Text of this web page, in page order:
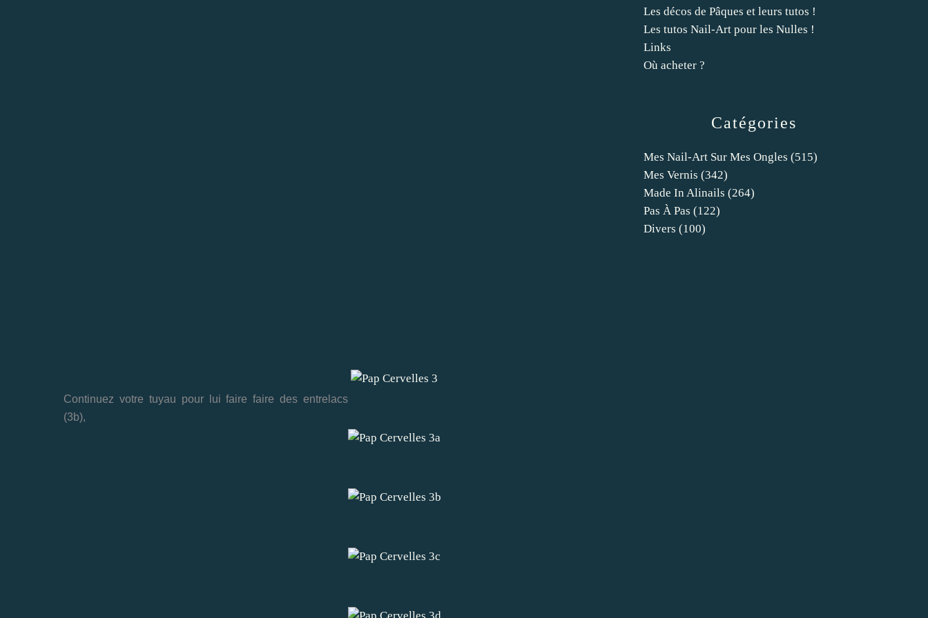
Continuez votre tuyau pour lui faire faire des entrelacs
(3b),
Catégories
Mes Nail-Art Sur Mes Ongles (515)
Mes Vernis (342)
Made In Alinails (264)
Pas À Pas (122)
Divers (100)
Les décos de Pâques et leurs tutos !
Les tutos Nail-Art pour les Nulles !
Links
Où acheter ?